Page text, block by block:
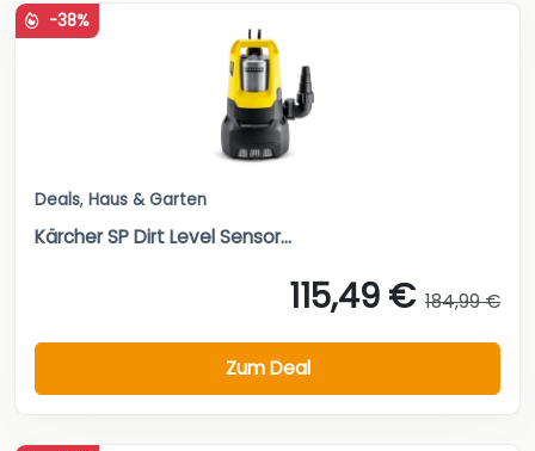
-38%
Deals, Haus & Garten
Kärcher SP Dirt Level Sensor...
115,49 € 184,99 €
Zum Deal